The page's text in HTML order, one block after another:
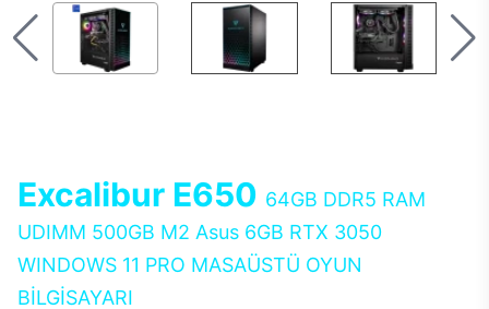
Excalibur E650 64GB DDR5 RAM
UDIMM 500GB M2 Asus 6GB RTX 3050
WINDOWS 11 PRO MASAÜSTÜ OYUN
BİLGİSAYARI